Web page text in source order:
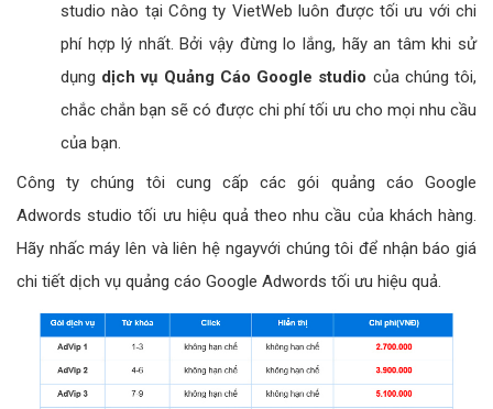
studio nào tại Công ty VietWeb luôn được tối ưu với chi
phí hợp lý nhất. Bởi vậy đừng lo lắng, hãy an tâm khi sử
dụng dịch vụ Quảng Cáo Google studio của chúng tôi,
chắc chắn bạn sẽ có được chi phí tối ưu cho mọi nhu cầu
của bạn.
Công ty chúng tôi cung cấp các gói quảng cáo Google
Adwords studio tối ưu hiệu quả theo nhu cầu của khách hàng.
Hãy nhấc máy lên và liên hệ ngayvới chúng tôi để nhận báo giá
chi tiết dịch vụ quảng cáo Google Adwords tối ưu hiệu quả.